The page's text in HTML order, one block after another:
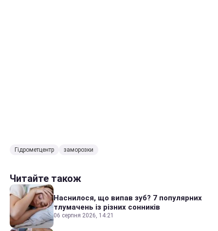
Гідрометцентр заморозки
Читайте також
Наснилося, що випав зуб? 7 популярних
тлумачень із різних сонників
06 серпня 2026, 14:21